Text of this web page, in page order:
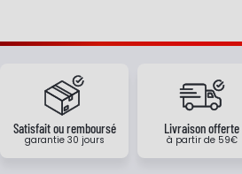
Satisfait ou remboursé
garantie 30 jours
Livraison offerte
à partir de 59€